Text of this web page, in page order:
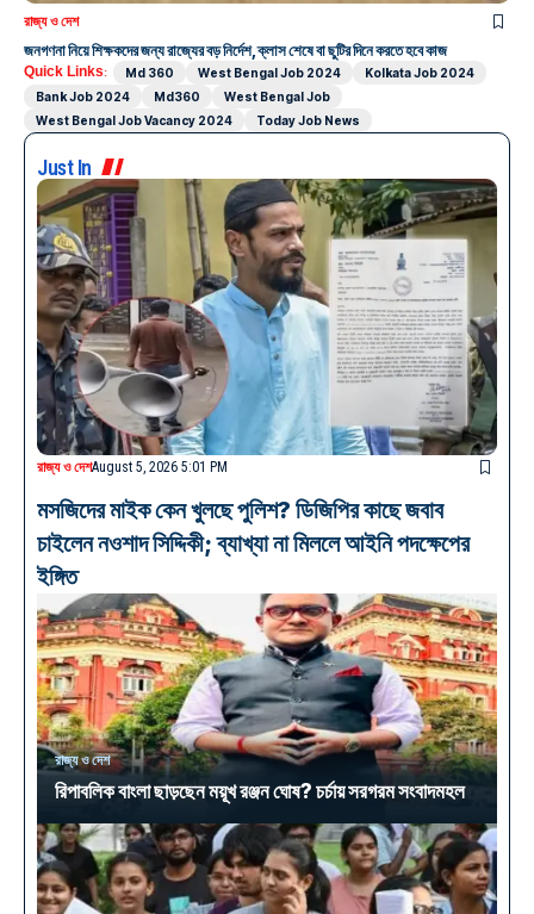
রাজ্য ও দেশ
জনগণনা নিয়ে শিক্ষকদের জন্য রাজ্যের বড় নির্দেশ, ক্লাস শেষে বা ছুটির দিনে করতে হবে কাজ
Quick Links: Md 360 West Bengal Job 2024
Kolkata Job 2024
Bank Job 2024
Md360
West Bengal Job
West Bengal Job Vacancy 2024
Today Job News
Just In
রাজ্য ও দেশAugust 5, 2026 5:01 PM
মসজিদের মাইক কেন খুলছে পুলিশ? ডিজিপির কাছে জবাব
চাইলেন নওশাদ সিদ্দিকী; ব্যাখ্যা না মিললে আইনি পদক্ষেপের
ইঙ্গিত
রাজ্য ও দেশ
রিপাবলিক বাংলা ছাড়ছেন ময়ূখ রঞ্জন ঘোষ? চর্চায় সরগরম সংবাদমহল